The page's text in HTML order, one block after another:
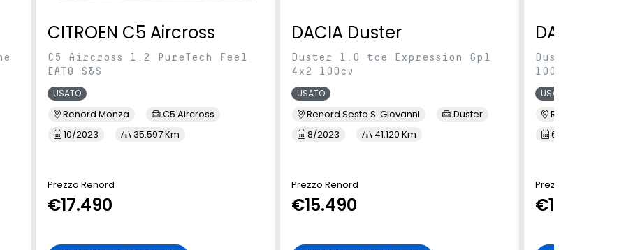
CITROEN C5 Aircross
C5 Aircross 1.2 PureTech Feel
EAT8 S&S
USATO
Renord Monza
C5 Aircross
10/2023
35.597 Km
Prezzo Renord
€17.490
DACIA Duster
Duster 1.0 tce Expression Gpl
4x2 100cv
USATO
Renord Sesto S. Giovanni
Duster
8/2023
41.120 Km
Prezzo Renord
€15.490
DACIA
Duster 1.0
100cv
USATO
Renord Monza
6/2023
Prezzo Renord
€15.790